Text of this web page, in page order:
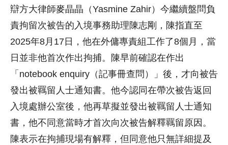
辯方大律師麥晶晶（Yasmine Zahir）今繼續盤問負
責拘留次被告的入境事務助理陳志剛，陳指直至
2025年8月17日，他在外傭專責組工作了8個月，當
日並非他首次作出拘捕。陳早前確認在作出
「notebook enquiry（記事冊查問）」後，才向被告
發出被羈留人士通知書。他今認同在帶次被告返回
入境處辦公室後，他再草擬並發出被羈留人士通知
書，他不同意當時才首次向次被告解釋羈留原因。
陳表示在拘捕現場有解釋，但同意他只無詳細提及